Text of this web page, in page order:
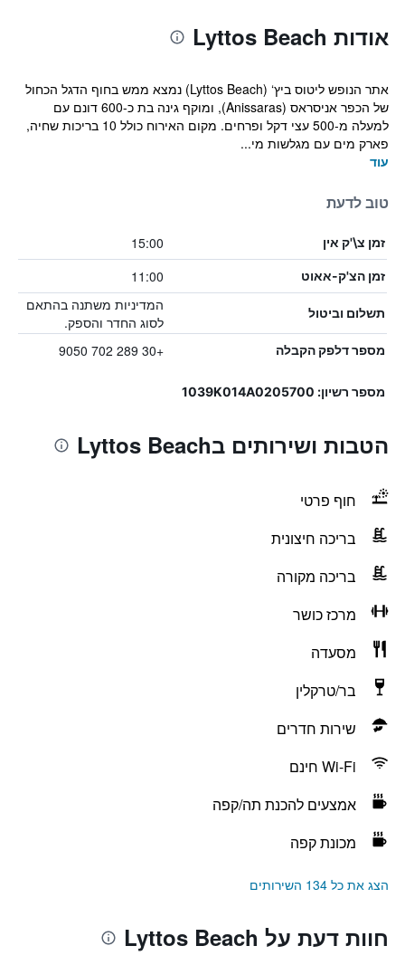
אודות Lyttos Beach
אתר הנופש ליטוס ביץ‘ (Lyttos Beach) נמצא ממש בחוף הדגל הכחול
של הכפר אניסראס (Anissaras), ומוקף גינה בת כ-600 דונם עם
למעלה מ-500 עצי דקל ופרחים. מקום האירוח כולל 10 בריכות שחיה,
פארק מים עם מגלשות מי...
עוד
טוב לדעת
זמן צ\'ק אין 15:00
זמן הצ'ק-אאוט 11:00
תשלום וביטול
המדיניות משתנה בהתאם
לסוג החדר והספק.
מספר דלפק הקבלה +30 289 702 9050
מספר רשיון: 1039Κ014Α0205700
הטבות ושירותים בLyttos Beach
חוף פרטי
בריכה חיצונית
בריכה מקורה
מרכז כושר
מסעדה
בר/טרקלין
שירות חדרים
Wi-Fi חינם
אמצעים להכנת תה/קפה
מכונת קפה
הצג את כל 134 השירותים
חוות דעת על Lyttos Beach